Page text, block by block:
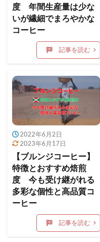
度 年間生産量は少な
いが繊細でまろやかな
コーヒー
記事を読む
2022年6月2日
2023年6月17日
【ブルンジコーヒー】
特徴とおすすめ焙煎
度 今も受け継がれる
多彩な個性と高品質コ
ーヒー
記事を読む